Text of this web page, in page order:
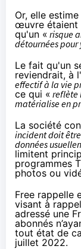
Or, elle
œuvre étaient
qu'un « risque
détournées pour
Le fait qu'un
reviendrait, à
effectif à la vie
ce qui « reflète
matérialise en
La société
incident doit
données
limitent
programmes
photos ou
Free rappelle
visant à
adressé une
abonnés
tout état de
juillet 2022.